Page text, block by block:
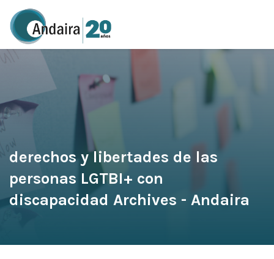
derechos y libertades de las
personas LGTBI+ con
discapacidad Archives - Andaira